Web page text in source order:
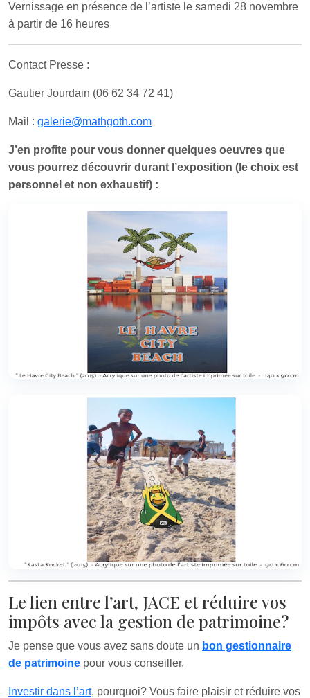
Vernissage en présence de l’artiste le samedi 28 novembre
à partir de 16 heures
Contact Presse :
Gautier Jourdain (06 62 34 72 41)
Mail : galerie@mathgoth.com
J’en profite pour vous donner quelques oeuvres que
vous pourrez découvrir durant l’exposition (le choix est
personnel et non exhaustif) :
Le lien entre l’art, JACE et réduire vos
impôts avec la gestion de patrimoine?
Je pense que vous avez sans doute un bon gestionnaire
de patrimoine pour vous conseiller.
Investir dans l’art, pourquoi? Vous faire plaisir et réduire vos